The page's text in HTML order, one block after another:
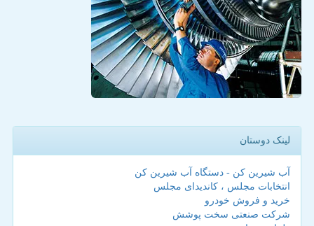
لینک دوستان
آب شیرین کن - دستگاه آب شیرین کن
انتخابات مجلس ، کاندیدای مجلس
خرید و فروش خودرو
شرکت صنعتی سخت پوشش